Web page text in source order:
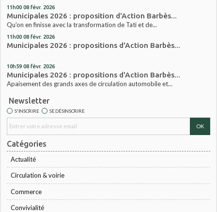
11h00 08 févr. 2026
Municipales 2026 : proposition d'Action Barbès...
Qu’on en finisse avec la transformation de Tati et de...
11h00 08 févr. 2026
Municipales 2026 : propositions d'Action Barbès...
10h59 08 févr. 2026
Municipales 2026 : propositions d'Action Barbès...
Apaisement des grands axes de circulation automobile et...
Newsletter
S'INSCRIRE SE DÉSINSCRIRE
Catégories
Actualité
Circulation & voirie
Commerce
Convivialité